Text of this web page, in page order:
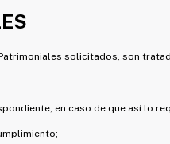
solicitados, son
en caso de que así lo